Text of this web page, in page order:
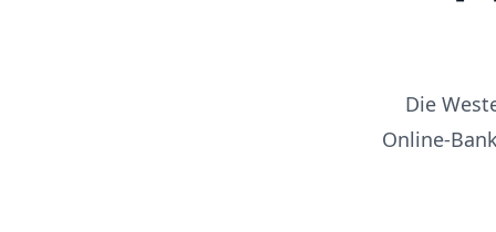
Die
Online-